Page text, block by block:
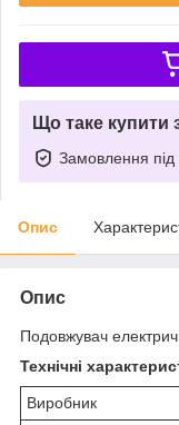
Що таке купити
Замовлення під
Опис
Опис
Подовжувач
Технічні
Виробник